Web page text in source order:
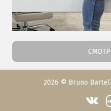
2026 © Bruno